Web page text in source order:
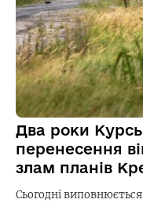
Два роки
перенесення
злам планів
Сьогодні